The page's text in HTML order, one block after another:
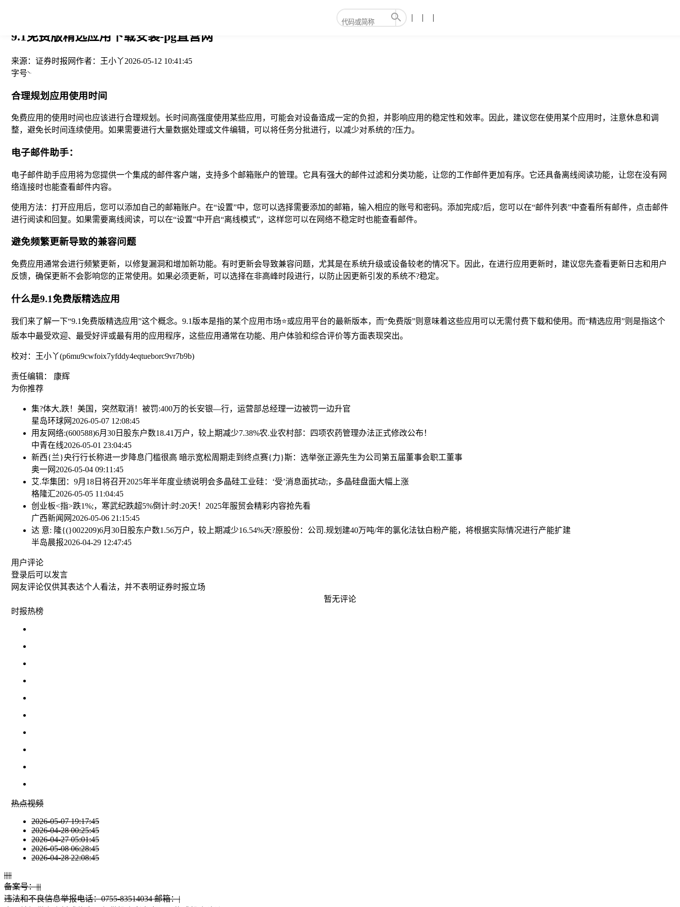
9.1免费版精选应用下载安装-pg直营网
来源： 证券时报网作者： 王小丫2026-05-12 10:41:45
字号
合理规划应用使用时间
免费应用的使用时间也应该进行合理规划。长时间高强度使用某些应用，可能会对设备造成一定的负担，并影响应用的稳定性和效率。因此，建议您在使用某个应用时，注意休息和调
整，避免长时间连续使用。如果需要进行大量数据处理或文件编辑，可以将任务分批进行，以减少对系统的?压力。
电子邮件助手：
电子邮件助手应用将为您提供一个集成的邮件客户端，支持多个邮箱账户的管理。它具有强大的邮件过滤和分类功能，让您的工作邮件更加有序。它还具备离线阅读功能，让您在没有网
络连接时也能查看邮件内容。
使用方法：打开应用后，您可以添加自己的邮箱账户。在“设置”中，您可以选择需要添加的邮箱，输入相应的账号和密码。添加完成?后，您可以在“邮件列表”中查看所有邮件，点击邮件
进行阅读和回复。如果需要离线阅读，可以在“设置”中开启“离线模式”，这样您可以在网络不稳定时也能查看邮件。
避免频繁更新导致的兼容问题
免费应用通常会进行频繁更新，以修复漏洞和增加新功能。有时更新会导致兼容问题，尤其是在系统升级或设备较老的情况下。因此，在进行应用更新时，建议您先查看更新日志和用户
反馈，确保更新不会影响您的正常使用。如果必须更新，可以选择在非高峰时段进行，以防止因更新引发的系统不?稳定。
什么是9.1免费版精选应用
我们来了解一下“9.1免费版精选应用”这个概念。9.1版本是指的某个应用市场⭐或应用平台的最新版本，而“免费版”则意味着这些应用可以无需付费下载和使用。而“精选应用”则是指这个
版本中最受欢迎、最受好评或最有用的应用程序，这些应用通常在功能、用户体验和综合评价等方面表现突出。
校对：王小丫(p6mu9cwfoix7yfddy4eqtueborc9vr7b9b)
责任编辑： 康辉
为你推荐
集?体大,跌！美国，突然取消！ 被罚:400万的长安银—行，运营部总经理一边被罚一边升官
星岛环球网 2026-05-07 12:08:45
用友网络:(600588)6月30日股东户数18.41万户，较上期减少7.38%农.业农村部：四项农药管理办法正式修改公布！
中青在线2026-05-01 23:04:45
新西{兰}央行行长称进一步降息门槛很高 暗示宽松周期走到终点赛{力}斯：选举张正源先生为公司第五届董事会职工董事
奥一网 2026-05-04 09:11:45
艾.华集团：9月18日将召开2025年半年度业绩说明会多晶硅工业硅：‘受’消息面扰动;，多晶硅盘面大幅上涨
格隆汇2026-05-05 11:04:45
创业板<指>跌1%;，寒武纪跌超5%倒计:时:20天！2025年服贸会精彩内容抢先看
广西新闻网 2026-05-06 21:15:45
达 意: 隆{(}002209)6月30日股东户数1.56万户，较上期减少16.54%天?原股份：公司.规划建40万吨/年的氯化法钛白粉产能，将根据实际情况进行产能扩建
半岛晨报2026-04-29 12:47:45
用户评论
登录后可以发言
网友评论仅供其表达个人看法，并不表明证券时报立场
暂无评论
时报热榜
热点视频
2026-05-07 19:17:45
2026-04-28 00:25:45
2026-04-27 05:01:45
2026-05-08 06:28:45
2026-04-28 22:08:45
|||||
备案号：|||
违法和不良信息举报电话：0755-83514034 邮箱：|